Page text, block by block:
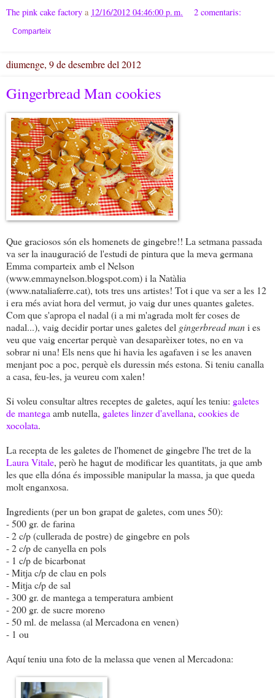
The pink cake factory a 12/16/2012 04:46:00 p. m. 2 comentaris:
Comparteix
diumenge, 9 de desembre del 2012
Gingerbread Man cookies
Que graciosos són els homenets de gingebre!! La setmana passada
va ser la inauguració de l'estudi de pintura que la meva germana
Emma comparteix amb el Nelson
(www.emmaynelson.blogspot.com) i la Natàlia
(www.nataliaferre.cat), tots tres uns artistes! Tot i que va ser a les 12
i era més aviat hora del vermut, jo vaig dur unes quantes galetes.
Com que s'apropa el nadal (i a mi m'agrada molt fer coses de
nadal...), vaig decidir portar unes galetes del gingerbread mani es
veu que vaig encertar perquè van desaparèixer totes, no en va
sobrar ni una! Els nens que hi havia les agafaven i se les anaven
menjant poc a poc, perquè els duressin més estona. Si teniu canalla
a casa, feu-les, ja veureu com xalen!
Si voleu consultar altres receptes de galetes, aquí les teniu: galetes
de mantega amb nutella, galetes linzer d'avellana, cookies de
xocolata.
La recepta de les galetes de l'homenet de gingebre l'he tret de la
Laura Vitale, però he hagut de modificar les quantitats, ja que amb
les que ella dóna és impossible manipular la massa, ja que queda
molt enganxosa.
Ingredients (per un bon grapat de galetes, com unes 50):
- 500 gr. de farina
- 2 c/p (cullerada de postre) de gingebre en pols
- 2 c/p de canyella en pols
- 1 c/p de bicarbonat
- Mitja c/p de clau en pols
- Mitja c/p de sal
- 300 gr. de mantega a temperatura ambient
- 200 gr. de sucre moreno
- 50 ml. de melassa (al Mercadona en venen)
- 1 ou
Aquí teniu una foto de la melassa que venen al Mercadona: